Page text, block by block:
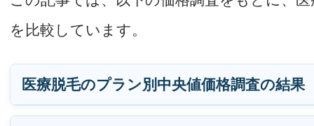
を比較しています。
医療脱毛のプラン別中央値価格調査の結果